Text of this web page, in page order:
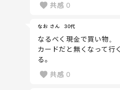
共感 0
なお さん 30代
なるべく現金で買い物。
カードだと無くなって行
る。
共感 0